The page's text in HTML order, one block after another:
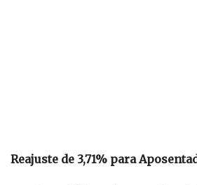
Reajuste de 3,71% para